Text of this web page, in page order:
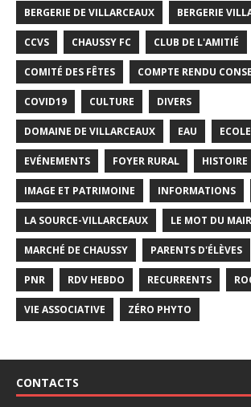
BERGERIE DE VILLARCEAUX BERGERIE
CCVS CHAUSSY FC CLUB DE L'AMITIÉ
COMITÉ DES FÊTES COMPTE RENDU
COVID19 CULTURE DIVERS
DOMAINE DE VILLARCEAUX EAU ECOLE
EVÉNEMENTS FOYER RURAL HISTOIRE
IMAGE ET PATRIMOINE INFORMATIONS
LA SOURCE-VILLARCEAUX LE MOT DU
MARCHÉ DE CHAUSSY PARENTS D'ÉLÈVES
PNR RDV HEBDO RECURRENTS
VIE ASSOCIATIVE ZÉRO PHYTO
CONTACTS